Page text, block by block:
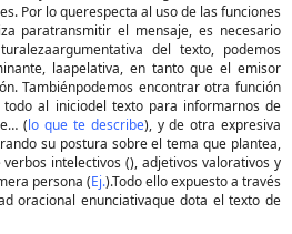
Por lo querespecta al uso de las funciones
paratransmitir el mensaje, es necesario
del texto, podemos
laapelativa, en tanto que el emisor
Tambiénpodemos encontrar otra función
al iniciodel texto para informarnos de
(lo que te describe), y de otra expresiva
su postura sobre el tema que plantea,
intelectivos (), adjetivos valorativos y
persona (Ej.).Todo ello expuesto a través
oracional enunciativaque dota el texto de